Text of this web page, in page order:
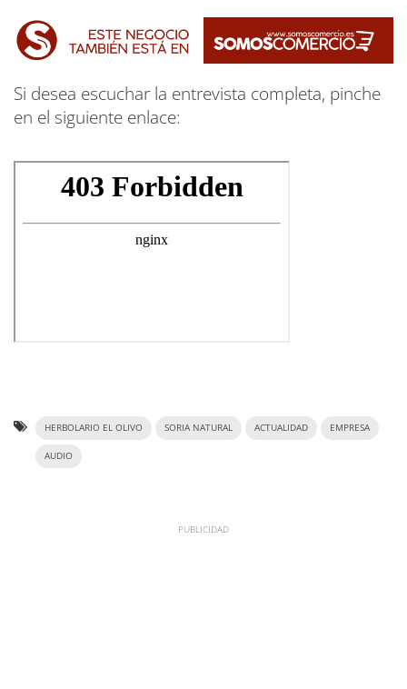
Si desea escuchar la entrevista completa, pinche
en el siguiente enlace:
HERBOLARIO EL OLIVO SORIA NATURAL ACTUALIDAD EMPRESA
AUDIO